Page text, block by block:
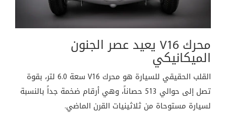
محرك V16 يعيد عصر الجنون
الميكانيكي
القلب الحقيقي للسيارة هو محرك V16 سعة 6.0 لتر، بقوة
تصل إلى حوالي 513 حصاناً، وهي أرقام ضخمة جداً بالنسبة
لسيارة مستوحاة من ثلاثينيات القرن الماضي.